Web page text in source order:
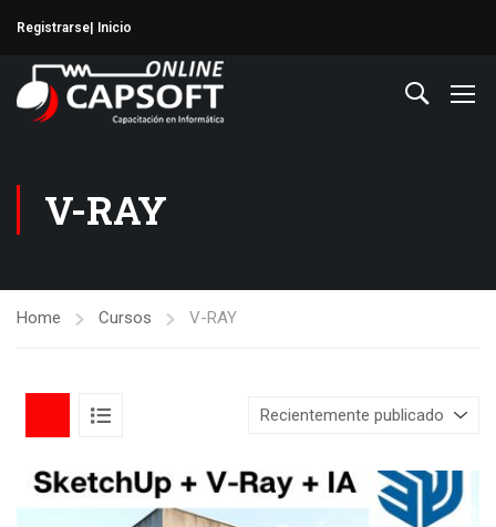
Registrarse | Inicio
V-RAY
Home Cursos V-RAY